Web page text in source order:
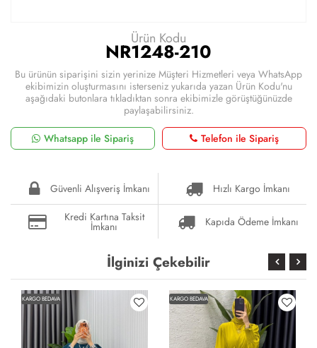
Ürün Kodu
NR1248-210
Bu ürünün siparişini sizin yerinize Müşteri Hizmetleri veya WhatsApp
ekibimizin oluşturmasını isterseniz yukarıda yazan Ürün Kodu'nu
aşağıdaki butonlara tıkladıktan sonra ekibimizle görüştüğünüzde
paylaşabilirsiniz.
Whatsapp ile Sipariş
Telefon ile Sipariş
Güvenli Alışveriş İmkanı
Hızlı Kargo İmkanı
Kredi Kartına Taksit
İmkanı Kapıda Ödeme İmkanı
İlginizi Çekebilir
KARGO BEDAVA KARGO BEDAVA